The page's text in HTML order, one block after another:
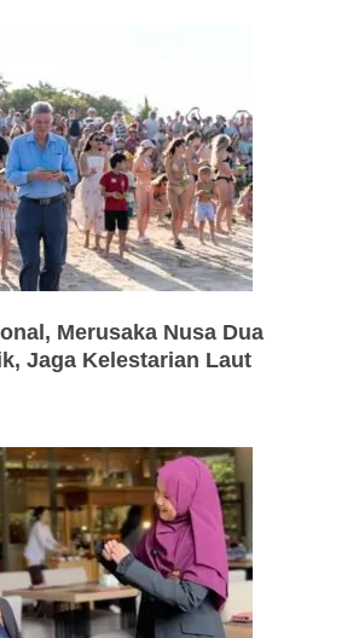
Merusaka Nusa Dua
Jaga Kelestarian Laut